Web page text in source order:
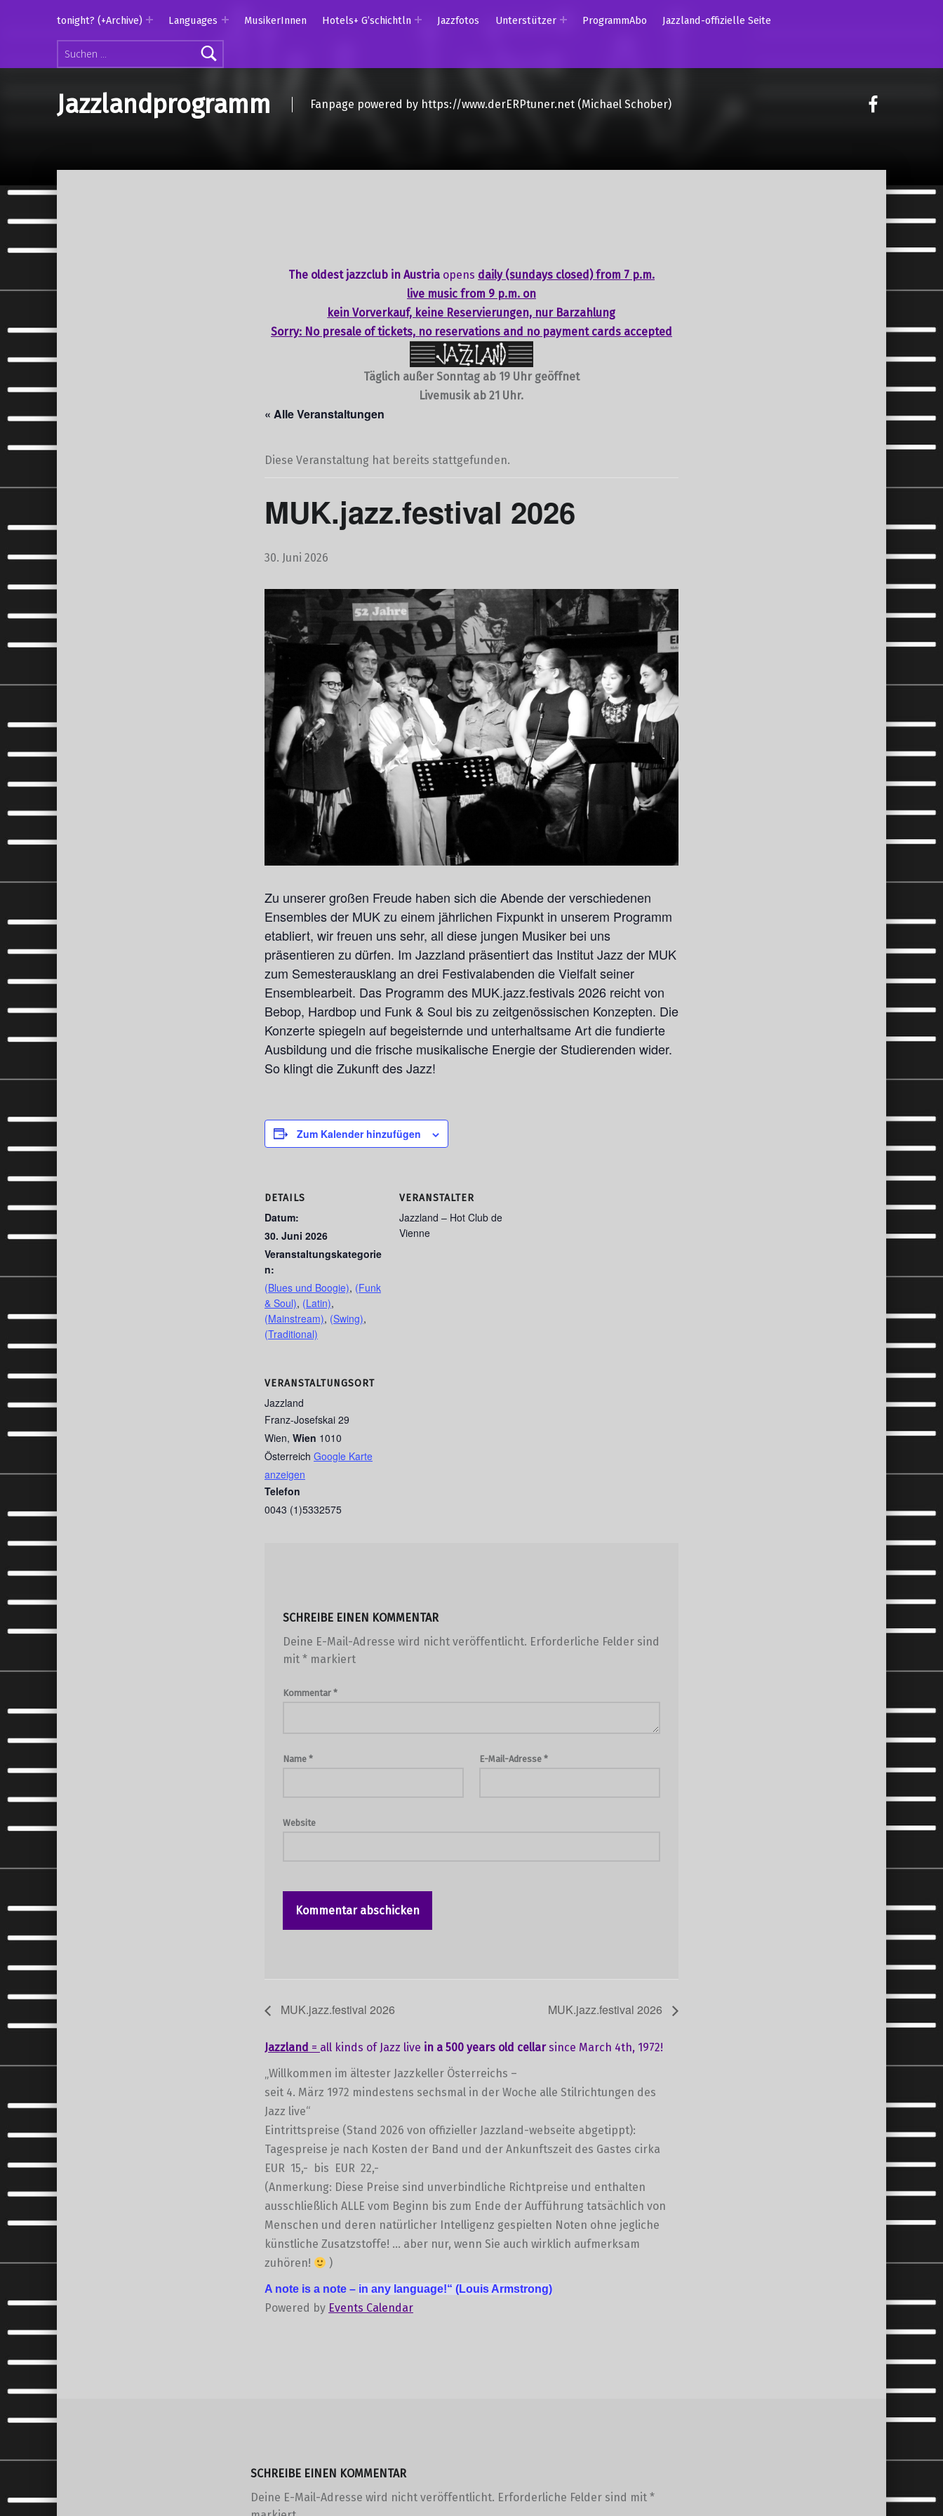
Suchen nach:
tonight? (+Archive) Languages MusikerInnen Hotels+ G’schichtln Jazzfotos Unterstützer ProgrammAbo Jazzland-offizielle Seite
Jazzlandprogramm Fanpage powered by https://www.derERPtuner.net (Michael Schober)
on
The oldest jazzclub in Austria opens daily (sundays closed) from 7 p.m.
live music from 9 p.m. on
kein Vorverkauf, keine Reservierungen, nur Barzahlung
Sorry: No presale of tickets, no reservations and no payment cards accepted
Täglich außer Sonntag ab 19 Uhr geöffnet
Livemusik ab 21 Uhr.
« Alle Veranstaltungen
Diese Veranstaltung hat bereits stattgefunden.
MUK.jazz.festival 2026
30. Juni 2026
Zu unserer großen Freude haben sich die Abende der verschiedenen
Ensembles der MUK zu einem jährlichen Fixpunkt in unserem Programm
etabliert, wir freuen uns sehr, all diese jungen Musiker bei uns
präsentieren zu dürfen. Im Jazzland präsentiert das Institut Jazz der MUK
zum Semesterausklang an drei Festivalabenden die Vielfalt seiner
Ensemblearbeit. Das Programm des MUK.jazz.festivals 2026 reicht von
Bebop, Hardbop und Funk & Soul bis zu zeitgenössischen Konzepten. Die
Konzerte spiegeln auf begeisternde und unterhaltsame Art die fundierte
Ausbildung und die frische musikalische Energie der Studierenden wider.
So klingt die Zukunft des Jazz!
Zum Kalender hinzufügen
DETAILS
Datum:
30. Juni 2026
Veranstaltungskategorie
n:
(Blues und Boogie), (Funk
& Soul), (Latin),
(Mainstream), (Swing),
(Traditional)
VERANSTALTER
Jazzland – Hot Club de
Vienne
VERANSTALTUNGSORT
Jazzland
Franz-Josefskai 29
Wien, Wien 1010
Österreich Google Karte
anzeigen
Telefon
0043 (1)5332575
SCHREIBE EINEN KOMMENTAR
Deine E-Mail-Adresse wird nicht veröffentlicht. Erforderliche Felder sind
mit *markiert
Kommentar *
Name * E-Mail-Adresse *
Website
MUK.jazz.festival 2026 MUK.jazz.festival 2026
Jazzland = all kinds of Jazz live in a 500 years old cellarsince March 4th, 1972!
„Willkommen im ältester Jazzkeller Österreichs –
seit 4. März 1972 mindestens sechsmal in der Woche alle Stilrichtungen des
Jazz live“
Eintrittspreise (Stand 2026 von offizieller Jazzland-webseite abgetippt):
Tagespreise je nach Kosten der Band und der Ankunftszeit des Gastes cirka
EUR 15,- bis EUR 22,-
(Anmerkung: Diese Preise sind unverbindliche Richtpreise und enthalten
ausschließlich ALLE vom Beginn bis zum Ende der Aufführung tatsächlich von
Menschen und deren natürlicher Intelligenz gespielten Noten ohne jegliche
künstliche Zusatzstoffe! … aber nur, wenn Sie auch wirklich aufmerksam
zuhören!
)
A note is a note – in any language!“ (Louis Armstrong)
Powered by Events Calendar
SCHREIBE EINEN KOMMENTAR
Deine E-Mail-Adresse wird nicht veröffentlicht. Erforderliche Felder sind mit *